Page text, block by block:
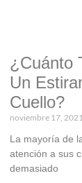
¿Cuánto
Un
Cuello?
noviembre 17, 2021
La mayoría de
atención a sus
demasiado